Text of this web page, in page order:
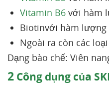
Vitamin B6 với hàm
Biotinvới hàm lượng
Ngoài ra còn các
Dạng bào chế: Viên
2 Công dụng của